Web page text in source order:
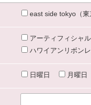
east side tokyo（東
アーティフィシャ
ハワイアンリボン
日曜日 月曜日